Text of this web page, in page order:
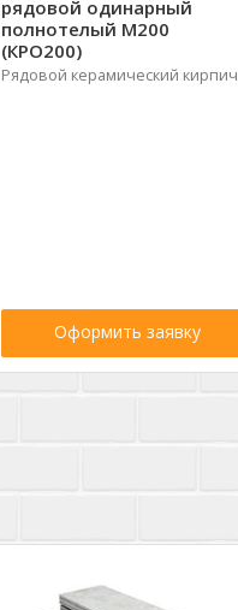
рядовой одинарный
полнотелый М200
(КРО200)
Рядовой керамический кирпич
Оформить заявку